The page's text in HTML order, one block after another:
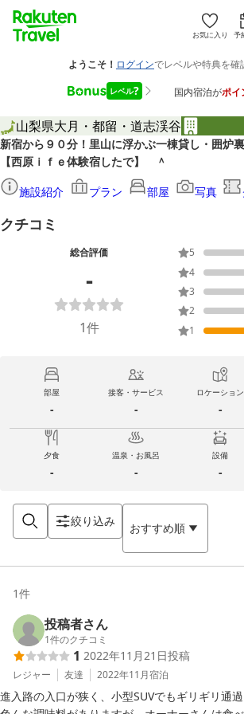
お気に入り 予
山梨県大月・都留・道志渓谷
新宿から９０分！里山に浮かぶ一棟貸し・囲炉
【西原ｉｆｅ体験宿したで】 ＾
施設紹介
プラン 部屋 写真
クチコミ
総合評価
-
1件
5
4
3
2
1
部屋
-
接客・サービス
-
ロケーション
-
夕食
-
温泉・お風呂
-
設備
-
絞り込み おすすめ順
1件
投稿者さん
1件のクチコミ
1 2022年11月21日投稿
レジャー 友達 2022年11月宿泊
進入路の入口が狭く、小型SUVでもギリギリ通過